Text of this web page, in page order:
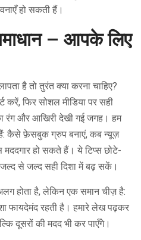
हो सकती हैं।
– आपके लिए
है तो तुरंत क्या करना चाहिए?
करें, फिर सोशल मीडिया पर सही
रंग और आखिरी देखी गई जगह। हम
हैं: कैसे फ़ेसबुक ग्रुप बनाएं, कब न्यूज़
हो सकते हैं। ये टिप्स छोटे-
से जल्द सही दिशा में बढ़ सकें।
होता है, लेकिन एक समान चीज़ है:
फायदेमंद रहती है। हमारे लेख पढ़कर
दूसरों की मदद भी कर पाएँगे।